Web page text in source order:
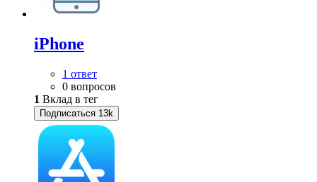
iPhone
1 ответ
0 вопросов
1 Вклад в тег
Подписаться 13k